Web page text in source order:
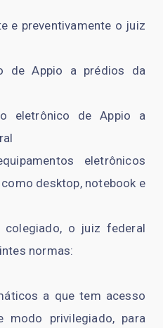
e preventivamente o juiz
de Appio a prédios da
eletrônico de Appio a
eletrônicos
desktop, notebook e
o juiz federal
normas:
a que tem acesso
privilegiado, para